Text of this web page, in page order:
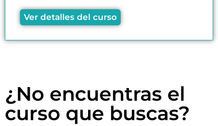
Ver detalles del curso
¿No encuentras el
curso que buscas?